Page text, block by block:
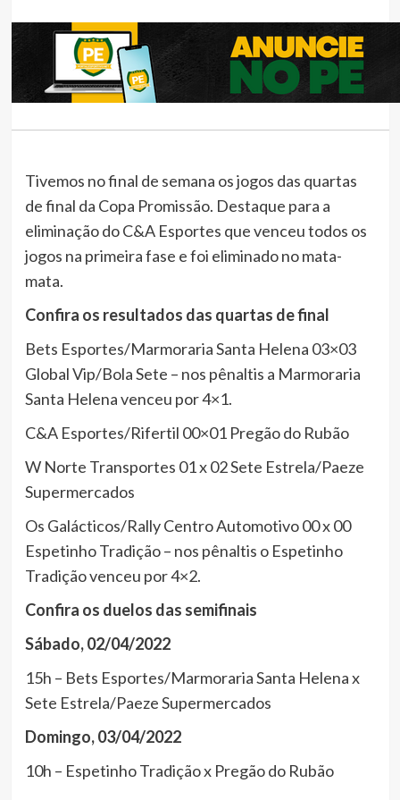
Tivemos no final de semana os jogos das quartas
de final da Copa Promissão. Destaque para a
eliminação do C&A Esportes que venceu todos os
jogos na primeira fase e foi eliminado no mata-
mata.
Confira os resultados das quartas de final
Bets Esportes/Marmoraria Santa Helena 03×03
Global Vip/Bola Sete – nos pênaltis a Marmoraria
Santa Helena venceu por 4×1.
C&A Esportes/Rifertil 00×01 Pregão do Rubão
W Norte Transportes 01 x 02 Sete Estrela/Paeze
Supermercados
Os Galácticos/Rally Centro Automotivo 00 x 00
Espetinho Tradição – nos pênaltis o Espetinho
Tradição venceu por 4×2.
Confira os duelos das semifinais
Sábado, 02/04/2022
15h – Bets Esportes/Marmoraria Santa Helena x
Sete Estrela/Paeze Supermercados
Domingo, 03/04/2022
10h – Espetinho Tradição x Pregão do Rubão